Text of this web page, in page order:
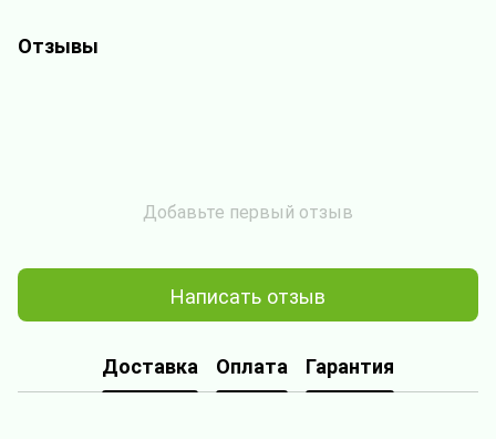
Отзывы
Добавьте первый отзыв
Написать отзыв
Доставка Оплата Гарантия